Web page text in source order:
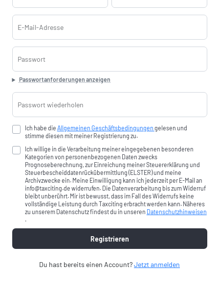
E-Mail-Adresse
Passwort
Passwortanforderungen anzeigen
Passwort wiederholen
Ich habe die Allgemeinen Geschäftsbedingungen gelesen und
stimme diesen mit meiner Registrierung zu.
Ich willige in die Verarbeitung meiner eingegebenen besonderen
Kategorien von personenbezogenen Daten zwecks
Prognoseberechnung, zur Einreichung meiner Steuererklärung und
Steuerbescheiddatenrückübermittlung (ELSTER) und meine
Archivzwecke ein. Meine Einwilligung kann ich jederzeit per E-Mail an
info@taxciting.de widerrufen. Die Datenverarbeitung bis zum Widerruf
bleibt unberührt. Mir ist bewusst, dass im Fall des Widerrufs keine
vollständige Leistung durch Taxciting erbracht werden kann. Näheres
zu unserem Datenschutz findest du in unseren Datenschutzhinweisen
.
Registrieren
Du hast bereits einen Account?Jetzt anmelden